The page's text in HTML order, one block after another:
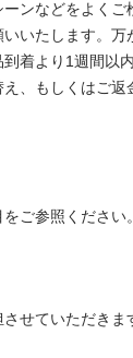
ーンなどをよくご
いいたします。万
着より1週間以
、もしくはご返
ご参照ください。
せていただきま